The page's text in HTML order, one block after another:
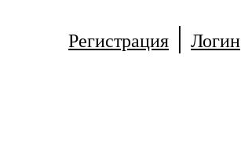
Регистрация | Логин